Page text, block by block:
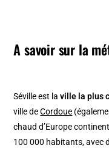
A savoir sur la
Séville est laville la plus
ville deCordoue
chaud d’Europe
100 000 habitants, avec